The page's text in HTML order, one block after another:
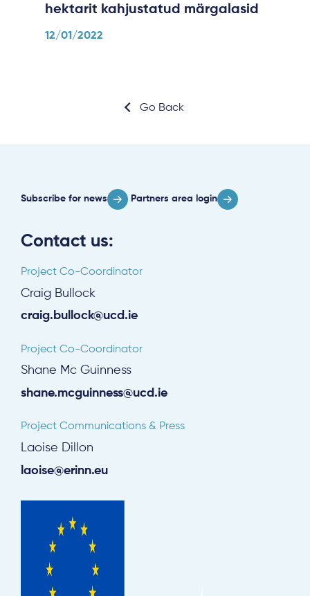
hektarit kahjustatud märgalasid
12/01/2022
Go Back
Contact us:
Project Co-Coordinator
Craig Bullock
craig.bullock@ucd.ie
Project Co-Coordinator
Shane Mc Guinness
shane.mcguinness@ucd.ie
Project Communications & Press
Laoise Dillon
laoise@erinn.eu
Subscribe for news Partners area login